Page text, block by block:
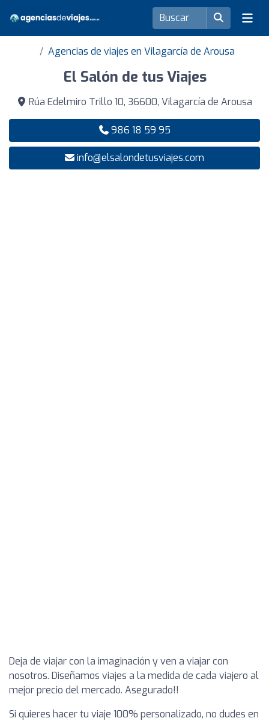
Agencias de viajes en Vilagarcía de Arousa
El Salón de tus Viajes
Rúa Edelmiro Trillo 10, 36600, Vilagarcía de Arousa
986 18 59 95
info@elsalondetusviajes.com
Deja de viajar con la imaginación y ven a viajar con
nosotros. Diseñamos viajes a la medida de cada viajero al
mejor precio del mercado. Asegurado!!
Si quieres hacer tu viaje 100% personalizado, no dudes en